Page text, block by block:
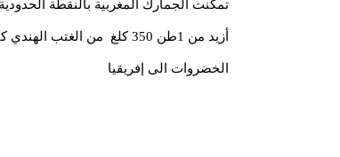
تمكنت الجمارك المغربية بالنقطة
أزيد من 1طن 350 كلغ من
الخضروات الى إفريقيا